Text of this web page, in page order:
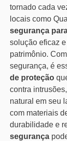
tornado cada
locais como
segurança
solução eficaz
patrimônio.
segurança, é
de proteção
contra
natural em seu
com materiais
durabilidade e
segurança